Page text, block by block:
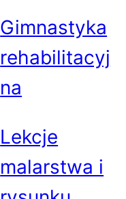
Gimnastyka
rehabilitacyj
na
Lekcje
malarstwa i